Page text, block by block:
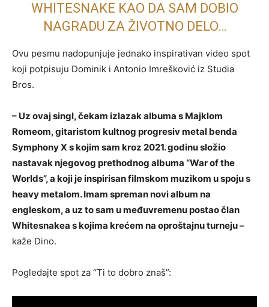
WHITESNAKE KAO DA SAM DOBIO
NAGRADU ZA ŽIVOTNO DELO…
Ovu pesmu nadopunjuje jednako inspirativan video spot
koji potpisuju Dominik i Antonio Imrešković iz Studia
Bros.
– Uz ovaj singl, čekam izlazak albuma s Majklom
Romeom, gitaristom kultnog progresiv metal benda
Symphony X s kojim sam kroz 2021. godinu složio
nastavak njegovog prethodnog albuma “War of the
Worlds”, a koji je inspirisan filmskom muzikom u spoju s
heavy metalom. Imam spreman novi album na
engleskom, a uz to sam u međuvremenu postao član
Whitesnakea s kojima krećem na oproštajnu turneju –
kaže Dino.
Pogledajte spot za “Ti to dobro znaš”: